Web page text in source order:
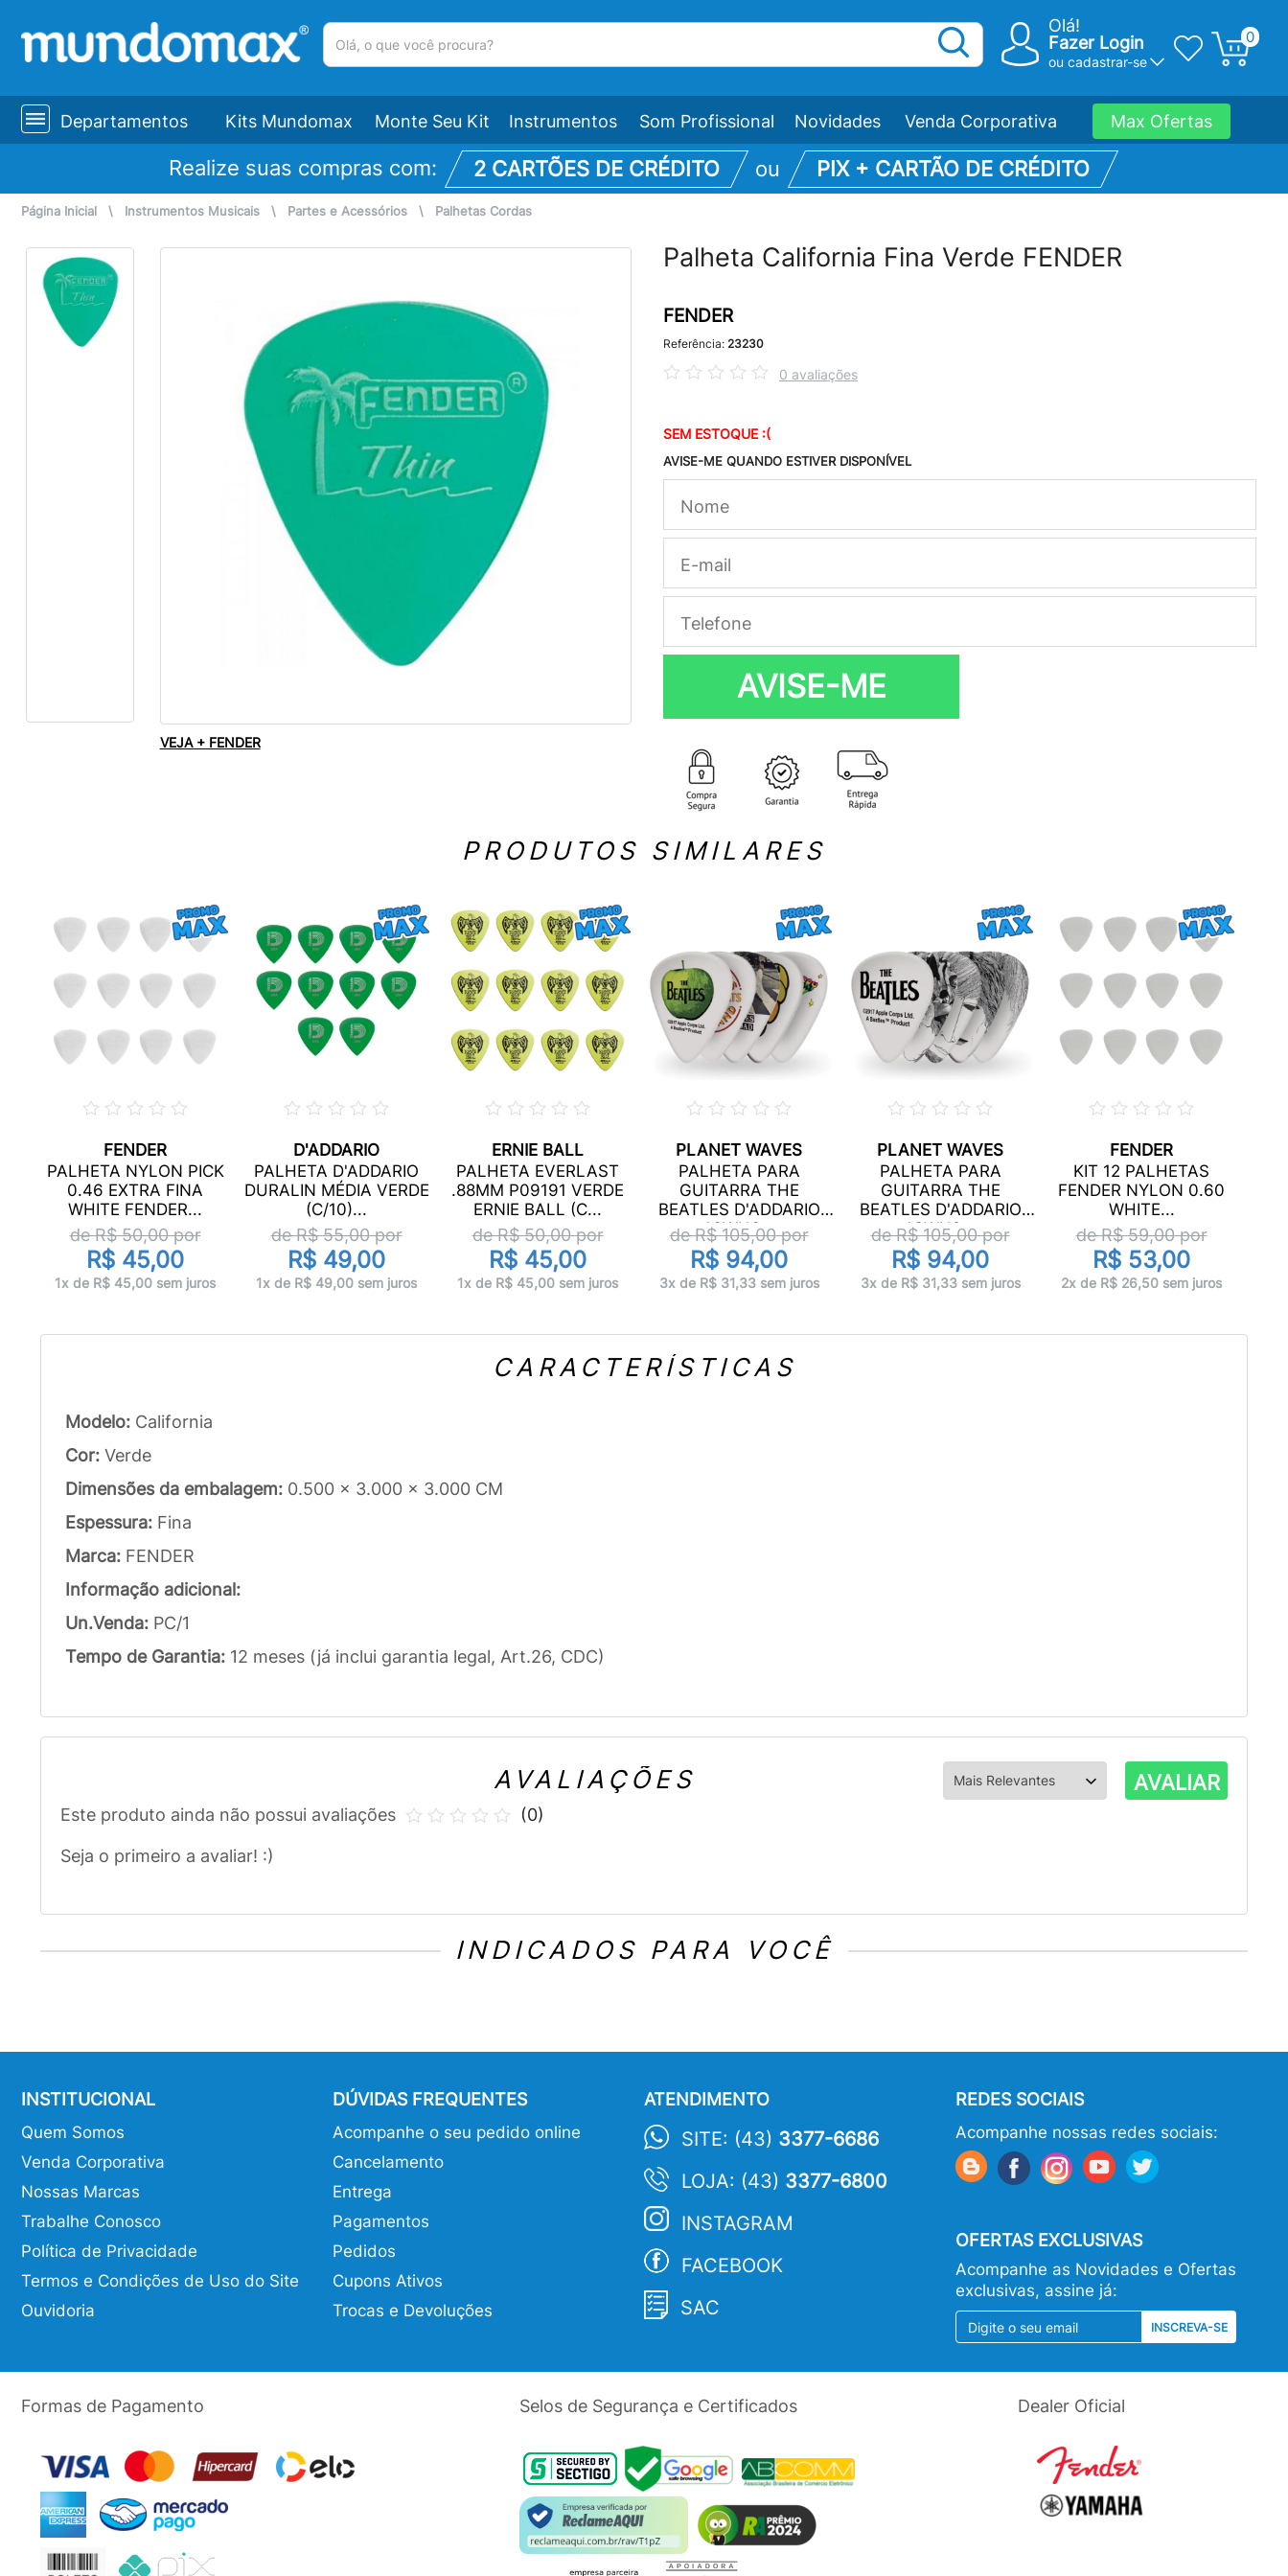
Olá!
Fazer Login
ou cadastrar-se
0
Departamentos Kits Mundomax Monte Seu Kit Instrumentos Som Profissional Novidades Venda Corporativa Max Ofertas
Realize suas compras com: 2 CARTÕES DE CRÉDITO ou PIX + CARTÃO DE CRÉDITO
Página Inicial \ Instrumentos Musicais \ Partes e Acessórios \ Palhetas Cordas
VEJA + FENDER
Palheta California Fina Verde FENDER
FENDER
Referência: 23230
0 avaliações
SEM ESTOQUE :(
AVISE-ME QUANDO ESTIVER DISPONÍVEL
AVISE-ME
PRODUTOS SIMILARES
FENDER
PALHETA NYLON PICK
0.46 EXTRA FINA
WHITE FENDER...
de R$50,00por
R$ 45,00
1x de R$ 45,00 sem juros
D'ADDARIO
PALHETA D'ADDARIO
DURALIN MÉDIA VERDE
(C/10)...
de R$55,00por
R$ 49,00
1x de R$ 49,00 sem juros
ERNIE BALL
PALHETA EVERLAST
.88MM P09191 VERDE
ERNIE BALL (C...
de R$50,00por
R$ 45,00
1x de R$ 45,00 sem juros
PLANET WAVES
PALHETA PARA
GUITARRA THE
BEATLES D'ADDARIO
1CWH6...
de R$105,00por
R$ 94,00
3x de R$ 31,33 sem juros
PLANET WAVES
PALHETA PARA
GUITARRA THE
BEATLES D'ADDARIO
1CWH2...
de R$105,00por
R$ 94,00
3x de R$ 31,33 sem juros
FENDER
KIT 12 PALHETAS
FENDER NYLON 0.60
WHITE...
de R$59,00por
R$ 53,00
2x de R$ 26,50 sem juros
CARACTERÍSTICAS
Modelo: California
Cor: Verde
Dimensões da embalagem: 0.500 x 3.000 x 3.000 CM
Espessura: Fina
Marca: FENDER
Informação adicional:
Un.Venda: PC/1
Tempo de Garantia: 12 meses (já inclui garantia legal, Art.26, CDC)
AVALIAÇÕES AVALIAR
Este produto ainda não possui avaliações
Seja o primeiro a avaliar! :)
(0)
INDICADOS PARA VOCÊ
INSTITUCIONAL
Quem Somos
Venda Corporativa
Nossas Marcas
Trabalhe Conosco
Política de Privacidade
Termos e Condições de Uso do Site
Ouvidoria
DÚVIDAS FREQUENTES
Acompanhe o seu pedido online
Cancelamento
Entrega
Pagamentos
Pedidos
Cupons Ativos
Trocas e Devoluções
ATENDIMENTO
SITE: (43) 3377-6686
LOJA: (43) 3377-6800
INSTAGRAM
FACEBOOK
SAC
REDES SOCIAIS
Acompanhe nossas redes sociais:
OFERTAS EXCLUSIVAS
Acompanhe as Novidades e Ofertas
exclusivas, assine já:
INSCREVA-SE
Formas de Pagamento Selos de Segurança e Certificados Dealer Oficial